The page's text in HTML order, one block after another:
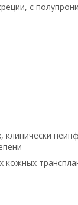
с
клинически
кожных